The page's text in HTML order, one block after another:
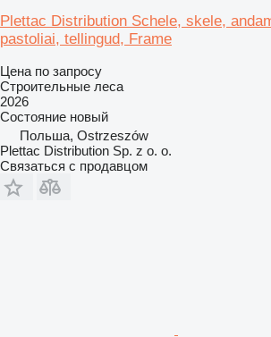
Plettac Distribution Schele, skele,
pastoliai, tellingud, Frame
Цена по запросу
Строительные леса
2026
Состояние новый
Польша, Ostrzeszów
Plettac Distribution Sp. z o. o.
Связаться с продавцом